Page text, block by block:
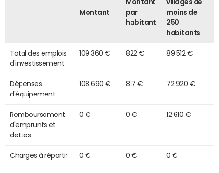
Montant
Montant
par
habitant
villages de
moins de
250
habitants
Total des emplois
d'investissement
109 360 € 822 € 89 512 €
Dépenses
d'équipement
108 690 € 817 € 72 920 €
Remboursement
d'emprunts et
dettes
0 € 0 € 12 610 €
Charges à répartir 0 € 0 € 0 €